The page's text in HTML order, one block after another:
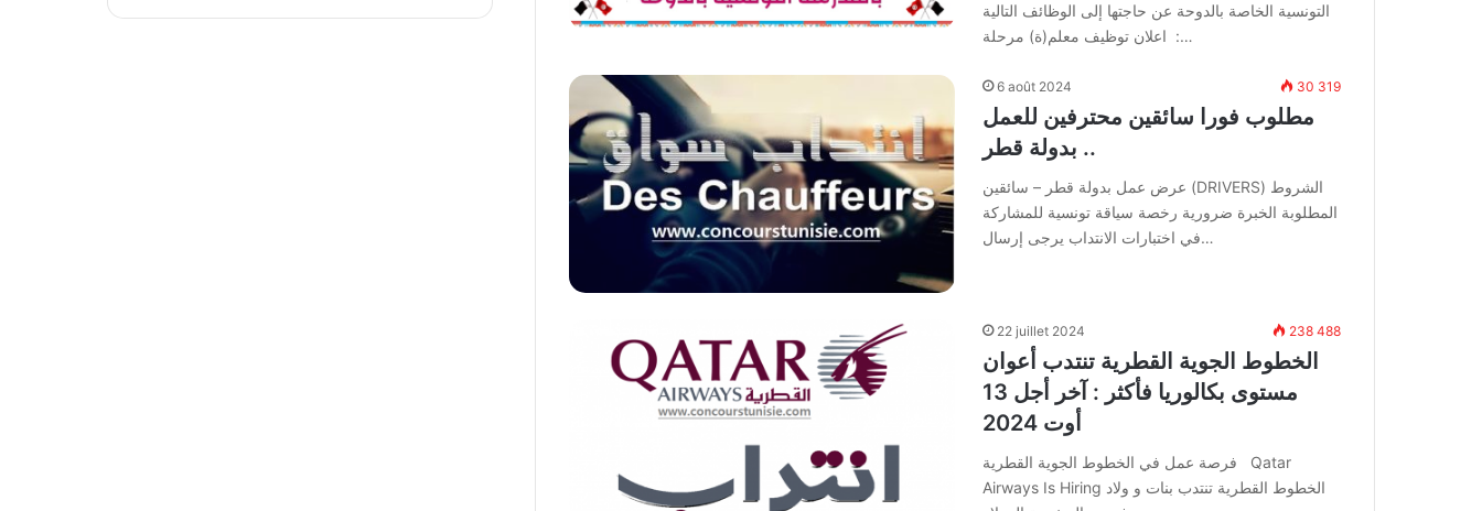
التونسية الخاصة بالدوحة عن حاجتها إلى الوظائف التالية
: اعلان توظيف معلم(ة) مرحلة…
6 août 2024 30 319
مطلوب فورا سائقين محترفين للعمل
بدولة قطر ..
عرض عمل بدولة قطر – سائقين (DRIVERS) الشروط
المطلوبة الخبرة ضرورية رخصة سياقة تونسية للمشاركة
في اختبارات الانتداب يرجى إرسال…
22 juillet 2024 238 488
الخطوط الجوية القطرية تنتدب أعوان
مستوى بكالوريا فأكثر : آخر أجل 13
أوت 2024
فرصة عمل في الخطوط الجوية القطرية Qatar
Airways Is Hiring الخطوط القطرية تنتدب بنات و ولاد